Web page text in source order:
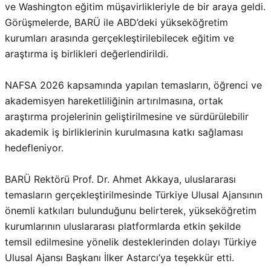
ve Washington eğitim müşavirlikleriyle de bir araya geldi.
Görüşmelerde, BARÜ ile ABD’deki yükseköğretim
kurumları arasında gerçekleştirilebilecek eğitim ve
araştırma iş birlikleri değerlendirildi.
NAFSA 2026 kapsamında yapılan temasların, öğrenci ve
akademisyen hareketliliğinin artırılmasına, ortak
araştırma projelerinin geliştirilmesine ve sürdürülebilir
akademik iş birliklerinin kurulmasına katkı sağlaması
hedefleniyor.
BARÜ Rektörü Prof. Dr. Ahmet Akkaya, uluslararası
temasların gerçekleştirilmesinde Türkiye Ulusal Ajansının
önemli katkıları bulunduğunu belirterek, yükseköğretim
kurumlarının uluslararası platformlarda etkin şekilde
temsil edilmesine yönelik desteklerinden dolayı Türkiye
Ulusal Ajansı Başkanı İlker Astarcı’ya teşekkür etti.